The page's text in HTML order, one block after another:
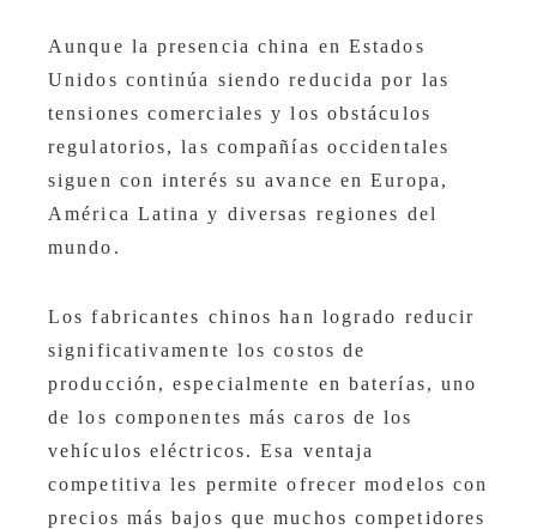
Aunque la presencia china en Estados
Unidos continúa siendo reducida por las
tensiones comerciales y los obstáculos
regulatorios, las compañías occidentales
siguen con interés su avance en Europa,
América Latina y diversas regiones del
mundo.
Los fabricantes chinos han logrado reducir
significativamente los costos de
producción, especialmente en baterías, uno
de los componentes más caros de los
vehículos eléctricos. Esa ventaja
competitiva les permite ofrecer modelos con
precios más bajos que muchos competidores